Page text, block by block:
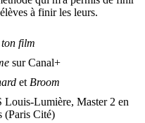
à finir les leurs.
film
sur Canal+
et Broom
Lumière, Master 2 en
(Paris Cité)